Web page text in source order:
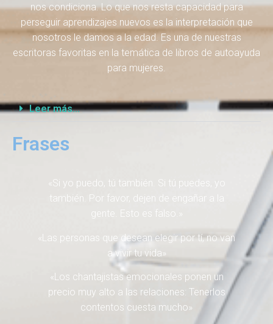
nos condiciona. Lo que nos resta capacidad para
perseguir aprendizajes nuevos es la interpretación que
nosotros le damos a la edad. Es una de nuestras
escritoras favoritas en la temática de libros de autoayuda
para mujeres.
Leer más...
Frases
«Si yo puedo, tú también. Si tú puedes, yo
también. Por favor, dejen de engañar a la
gente. Esto es falso.»
«Las personas que desean elegir por tí, no van
a vivir tu vida»
«Los chantajistas emocionales ponen un
precio muy alto a las relaciones: Tenerlos
contentos cuesta mucho»